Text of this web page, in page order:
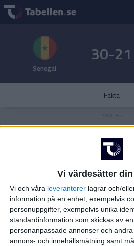
Vi värdesätter
Vi och våra leverantorer lagrar och/
information på en enhet, exempelvis
personuppgifter, exempelvis unika
standardinformation som skickas av
personanpassade annonser och andra
annons- och innehållsmätning samt
Senegal
30-21
Fakta